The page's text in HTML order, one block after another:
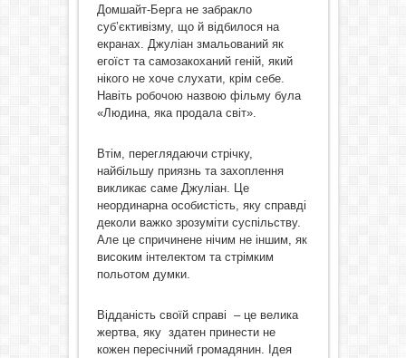
Домшайт-Берга не забракло
суб’єктивізму, що й відбилося на
екранах. Джуліан змальований як
егоїст та самозакоханий геній, який
нікого не хоче слухати, крім себе.
Навіть робочою назвою фільму була
«Людина, яка продала світ».
Втім, переглядаючи стрічку,
найбільшу приязнь та захоплення
викликає саме Джуліан. Це
неординарна особистість, яку справді
деколи важко зрозуміти суспільству.
Але це спричинене нічим не іншим, як
високим інтелектом та стрімким
польотом думки.
Відданість своїй справі – це велика
жертва, яку здатен принести не
кожен пересічний громадянин. Ідея